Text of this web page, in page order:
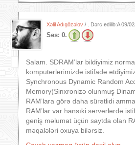
Xəlil Adıgözəlov / . Dərc edilib:A09/
Səs: 0.
Salam. SDRAM’lar bildiyimiz
komputərlərimizdə istifadə etdiyimiz
Synchronous Dynamic Random
Memory(Sinxronizə olunmuş
RAM’lara görə daha sürətlidi
RAM’lar var hansıki serverlərdə
geniş məlumat üçün saytda olan
məqalələri oxuya bilərsiz.